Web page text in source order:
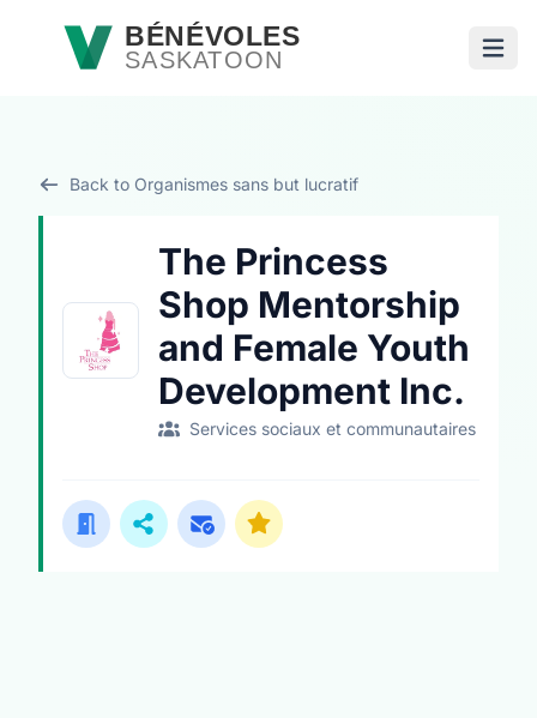
Passer au contenu principal
BÉNÉVOLES
SASKATOON
Back to Organismes sans but lucratif
The Princess
Shop Mentorship
and Female Youth
Development Inc.
Services sociaux et communautaires